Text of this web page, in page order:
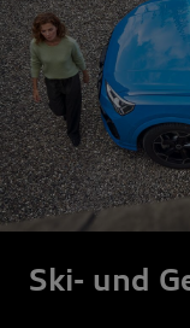
Ski- und